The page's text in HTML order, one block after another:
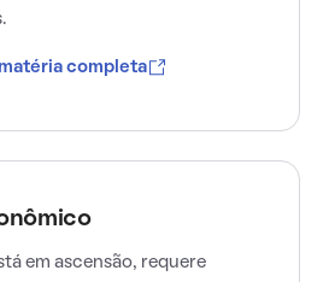
matéria completa
em ascensão, requere